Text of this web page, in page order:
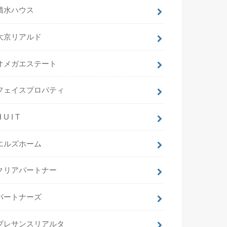
水ハウス
京リアルド
メガエステート
ェイスプロパティ
U I T
ルズホーム
リアパートナー
ートナーズ
レサンスリアルタ